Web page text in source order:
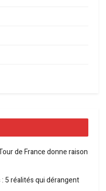
de France donne raison
5 réalités qui dérangent